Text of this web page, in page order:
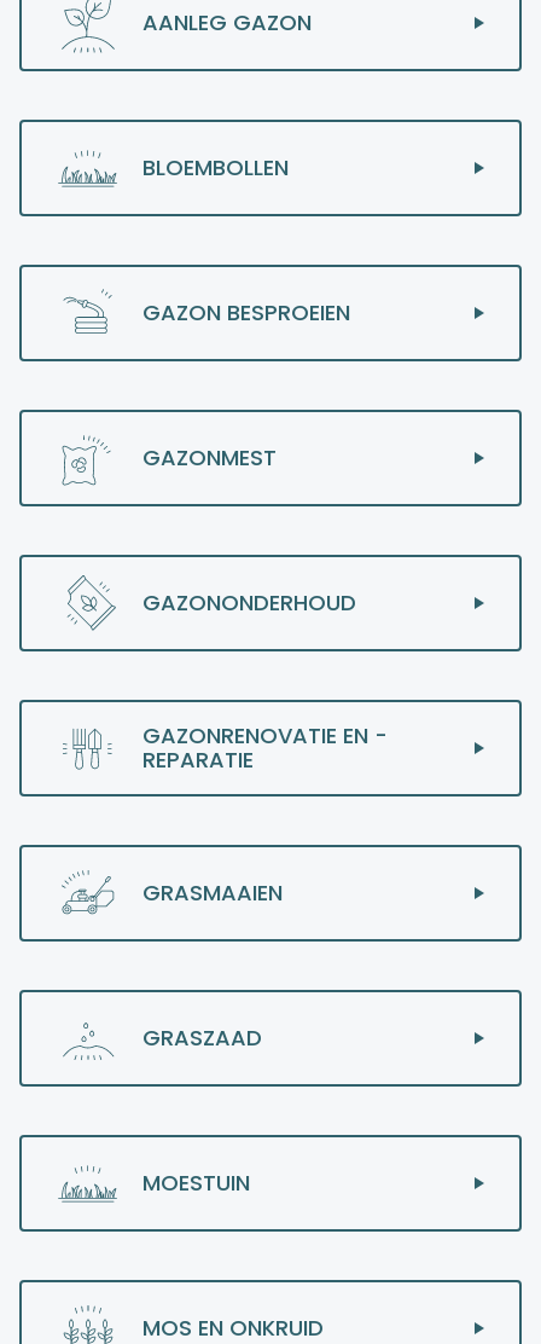
AANLEG GAZON
BLOEMBOLLEN
GAZON BESPROEIEN
GAZONMEST
GAZONONDERHOUD
GAZONRENOVATIE EN -
REPARATIE
GRASMAAIEN
GRASZAAD
MOESTUIN
MOS EN ONKRUID